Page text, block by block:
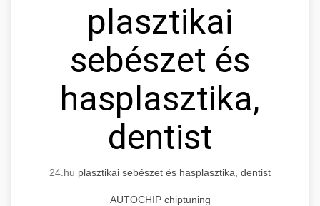
plasztikai
sebészet és
hasplasztika,
dentist
24.hu plasztikai sebészet és hasplasztika, dentist
AUTOCHIP chiptuning